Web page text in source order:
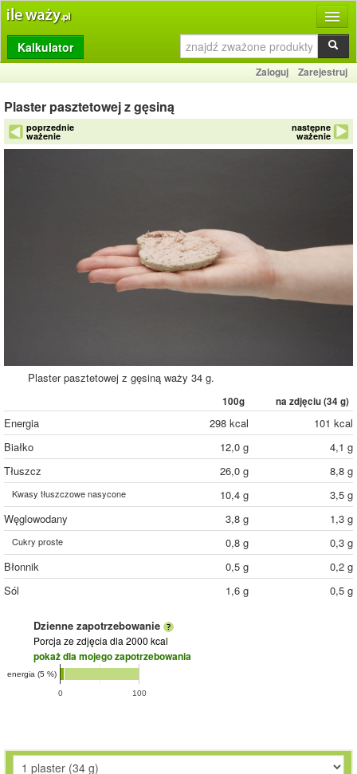
Produkty
Dziennik
Przelicznik
Porównywarka
Kalkulator
Zaloguj Zarejestruj
Plaster pasztetowej z gęsiną
poprzednie
ważenie
następne
ważenie
Plaster pasztetowej z gęsiną waży 34 g.
100g na zdjęciu (34 g)
Energia 298 kcal
101 kcal
Białko
12,0 g
4,1 g
Tłuszcz
26,0 g 8,8 g
Kwasy tłuszczowe nasycone 10,4 g
3,5 g
Węglowodany
3,8 g 1,3 g
Cukry proste 0,8 g
0,3 g
Błonnik
0,5 g
0,2 g
Sól
1,6 g 0,5 g
Dzienne zapotrzebowanie
Porcja ze zdjęcia dla 2000 kcal
pokaż dla mojego zapotrzebowania
0 100
energia (5 %)